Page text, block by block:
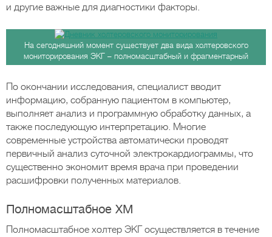
и другие важные для диагностики факторы.
На сегодняшний момент существует два вида холтеровского
мониторирования ЭКГ – полномасштабный и фрагментарный
По окончании исследования, специалист вводит
информацию, собранную пациентом в компьютер,
выполняет анализ и программную обработку данных, а
также последующую интерпретацию. Многие
современные устройства автоматически проводят
первичный анализ суточной электрокардиограммы, что
существенно экономит время врача при проведении
расшифровки полученных материалов.
Полномасштабное ХМ
Полномасштабное холтер ЭКГ осуществляется в течение